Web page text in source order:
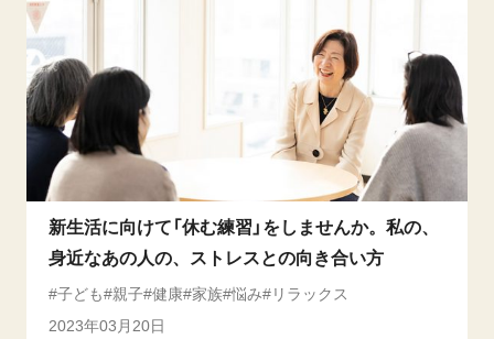
新生活に向けて「休む練習」をしませんか。私の、
身近なあの人の、ストレスとの向き合い方
子ども 親子 健康 家族 悩み
リラックス
2023年03月20日